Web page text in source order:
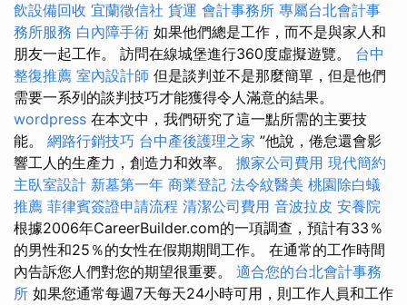
飲設備回收 宜蘭徵信社 貨運 會計事務所 專屬台北會計事
務所服務 白內障手術 如果他們總是工作，而不是與家人和
朋友一起工作。 訪問在線城堡進行360度虛擬遊覽。 台中
整復推薦 室內設計師 但是談判並不是那麼簡單，但是他們
需要一系列的談判技巧才能獲得令人滿意的結果。
wordpress 在本文中，我們研究了這一點所需的主要技
能。 網路行銷技巧 台中產後護理之家 ”他說，倦怠還會影
響工人的生產力，創造力和效率。 搬家公司費用 現代簡約
主臥室設計 新墓第一年 商業登記 法令紋醫美 桃園除白蟻
推薦 菲律賓簽證申請流程 清潔公司費用 音波拉皮 安養院
根據2006年CareerBuilder.com的一項調查，預計有33％
的男性和25％的女性在假期期間工作。 在通常的工作時間
內告訴您人們對您的期望很重要。 適合您的台北會計事務
所 如果您通常每週7天每天24小時可用，則工作人員和工作